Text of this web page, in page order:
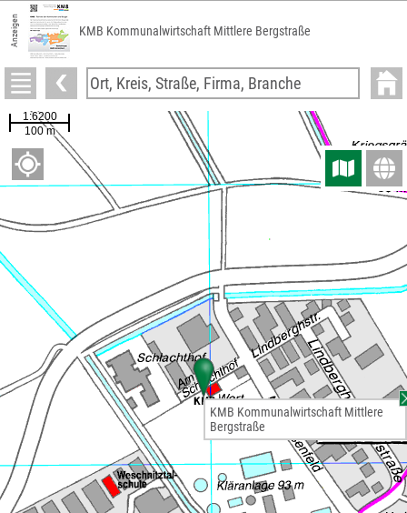
Anzeigen KMB Kommunalwirtschaft Mittlere Bergstraße
KMB Kommunalwirtschaft Mittlere
Bergstraße